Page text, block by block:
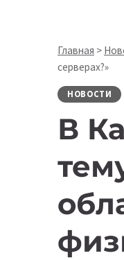
Главная >
серверах?»
НОВОСТИ
В